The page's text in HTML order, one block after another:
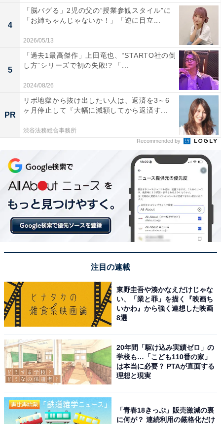
4
「脳バグる」2児の父の“授業参観スタイル”に
「お姉ちゃんじゃないか！」「逆に目立...
2026/05/13
5
「過去1最高傑作」上田竜也、“STARTO社の倒
し方”シリーズで初の失敗!? 「...
2024/08/26
PR
リボ地獄から抜け出したい人は、返済を3～6
ヶ月停止して『大幅に減額してから返済す...
渋谷法務総合事務所
Recommended by
注目の連載
東野圭吾や湊かなえだけじゃな
い、「業と罪」を描く『映画ち
いかわ』から強く連想した映画
8選
20年間「駆け込み実績ゼロ」の
学校も…「こども110番の家」
は本当に必要？ PTAが直面する
理想と現実
「青春18きっぷ」販売激減の裏
に何が？ 連続利用の厳格化だけ